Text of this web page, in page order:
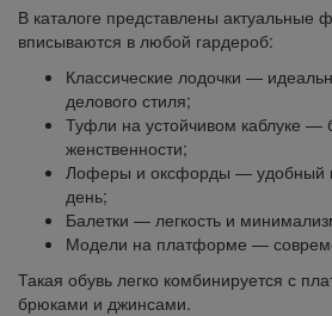
В каталоге представлены актуальные
вписываются в любой гардероб:
Классические лодочки —
делового стиля;
Туфли на устойчивом каблуке —
женственности;
Лоферы и оксфорды — удобный
день;
Балетки — легкость и
Модели на платформе —
Такая обувь легко комбинируется с
брюками и джинсами.